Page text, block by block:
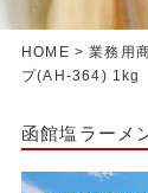
HOME >業務用
プ(AH-364) 1kg
函館塩ラーメ